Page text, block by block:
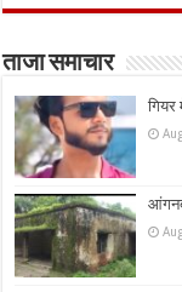
ताजा समाचार